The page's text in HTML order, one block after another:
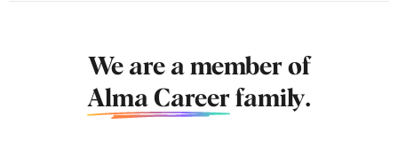
We are a member of
Alma Career family.